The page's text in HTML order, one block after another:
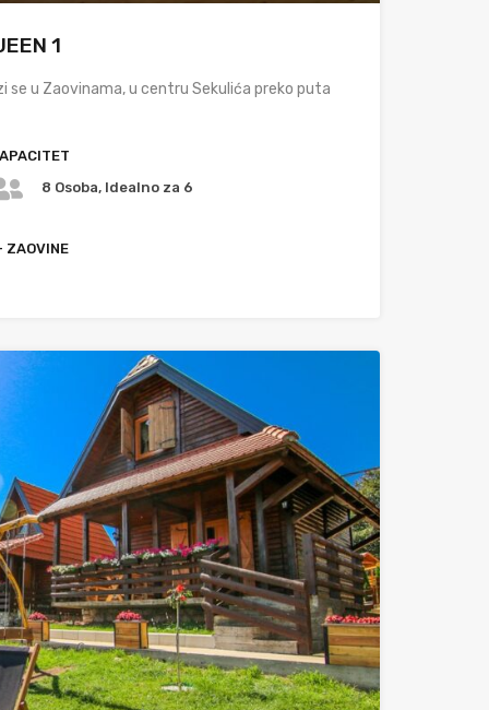
1
se u Zaovinama, u centru Sekulića preko puta
8 Osoba, Idealno za 6
ZAOVINE